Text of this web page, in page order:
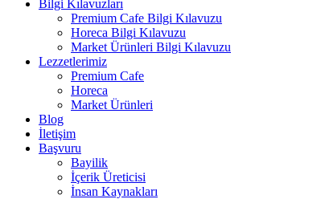
Bilgi Kılavuzları
Premium Cafe Bilgi Kılavuzu
Horeca Bilgi Kılavuzu
Market Ürünleri Bilgi Kılavuzu
Lezzetlerimiz
Premium Cafe
Horeca
Market Ürünleri
Blog
İletişim
Başvuru
Bayilik
İçerik Üreticisi
İnsan Kaynakları